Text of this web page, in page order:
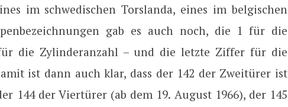
im schwedischen Torslanda, eines im belgischen
gab es auch noch, die 1 für die
die Zylinderanzahl – und die letzte Ziffer für die
ist dann auch klar, dass der 142 der Zweitürer ist
144 der Viertürer (ab dem 19. August 1966), der 145